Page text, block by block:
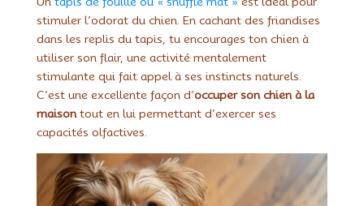
stimuler l’odorat du chien. En cachant des friandises
dans les replis du tapis, tu encourages ton chien à
utiliser son flair, une activité mentalement
stimulante qui fait appel à ses instincts naturels.
C’est une excellente façon d’occuper son chien à la
maisontout en lui permettant d’exercer ses
capacités olfactives.